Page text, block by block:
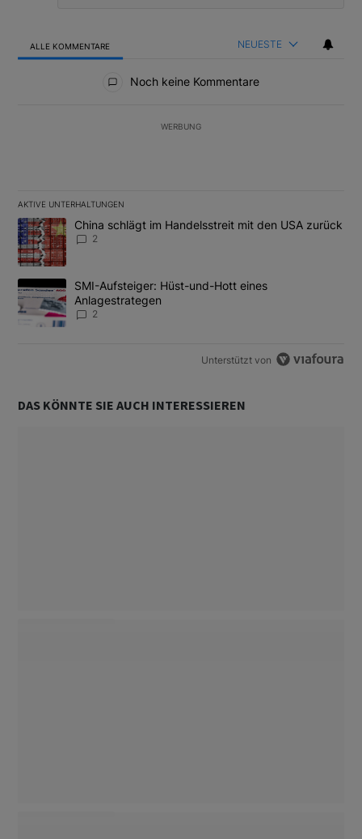
ALLE KOMMENTARE NEUESTE
Noch keine Kommentare
WERBUNG
AKTIVE UNTERHALTUNGEN
Das Folgende ist eine Liste der am meisten kommentierten
Ein Trendartikel mit dem Titel "China schlägt im Handelsstreit
China schlägt im Handelsstreit mit den USA zurück
2
Ein Trendartikel mit dem Titel "SMI-Aufsteiger: Hüst-und-Hott
SMI-Aufsteiger: Hüst-und-Hott eines
Anlagestrategen
2
Unterstützt von
DAS KÖNNTE SIE AUCH INTERESSIEREN